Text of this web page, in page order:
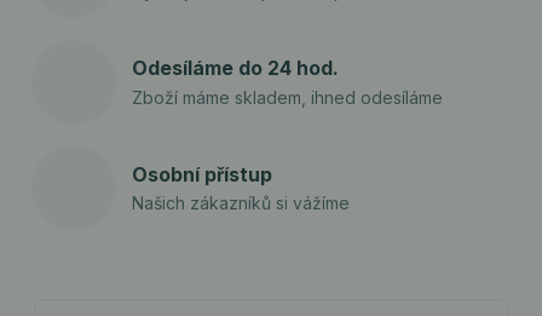
Odesíláme do 24 hod.
Zboží máme skladem, ihned odesíláme
Osobní přístup
Našich zákazníků si vážíme